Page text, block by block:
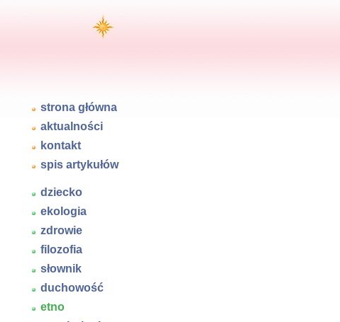
strona główna
aktualności
kontakt
spis artykułów
dziecko
ekologia
zdrowie
filozofia
słownik
duchowość
etno